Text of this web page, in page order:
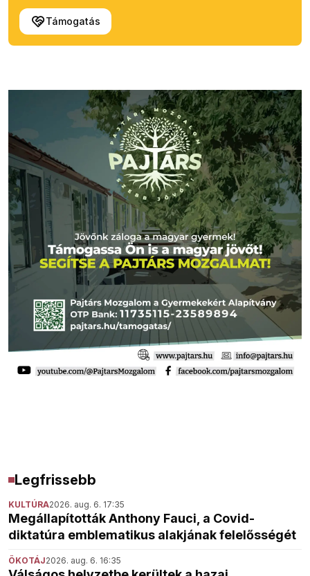
Támogatás
Legfrissebb
KULTÚRA2026. aug. 6. 17:35
Megállapították Anthony Fauci, a Covid-
diktatúra emblematikus alakjának felelősségét
ÖKOTÁJ2026. aug. 6. 16:35